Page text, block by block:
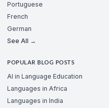
Portuguese
French
German
See All →
POPULAR BLOG POSTS
AI in Language Education
Languages in Africa
Languages in India